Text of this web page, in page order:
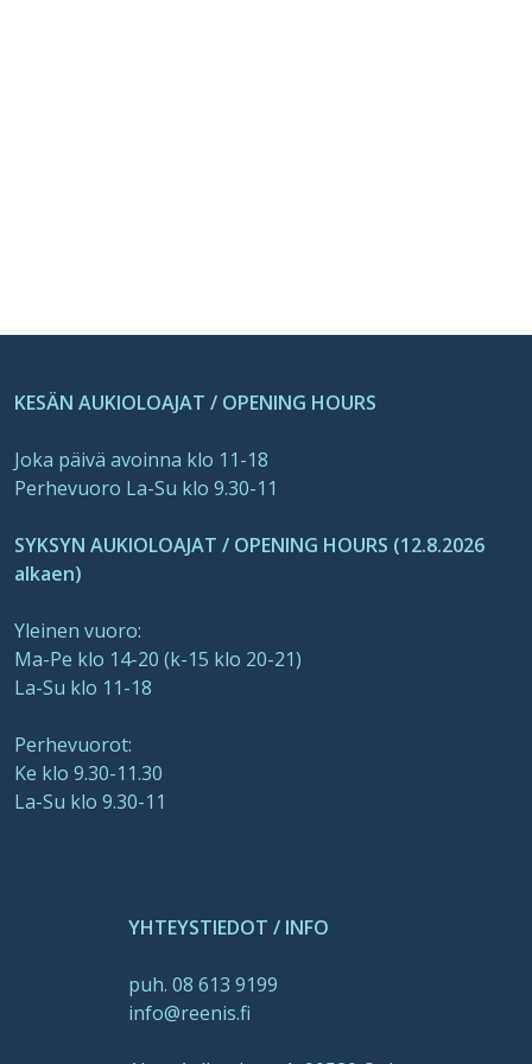
KESÄN AUKIOLOAJAT / OPENING HOURS
Joka päivä avoinna klo 11-18
Perhevuoro La-Su klo 9.30-11
SYKSYN AUKIOLOAJAT / OPENING HOURS (12.8.2026
alkaen)
Yleinen vuoro:
Ma-Pe klo 14-20 (k-15 klo 20-21)
La-Su klo 11-18
Perhevuorot:
Ke klo 9.30-11.30
La-Su klo 9.30-11
YHTEYSTIEDOT / INFO
puh. 08 613 9199
info@reenis.fi